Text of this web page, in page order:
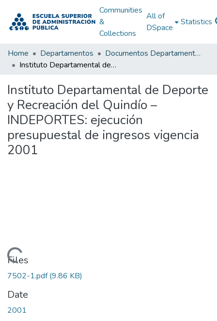
Communities
&
Collections
All of
DSpace
Statistics
Home Departamentos
Documentos Departamentales
Instituto Departamental de Deporte y Recreación del Quindío – INDEPORTES: ejecución presupuestal de ingresos vigencia 2001
Instituto Departamental de Deporte
y Recreación del Quindío –
INDEPORTES: ejecución
presupuestal de ingresos vigencia
2001
Loading...
Files
7502-1.pdf(9.86 KB)
Date
2001